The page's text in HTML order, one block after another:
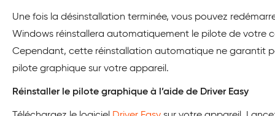
Une fois la désinstallation terminée, vous pouvez
Windows réinstallera automatiquement le pilote de votre
Cependant, cette réinstallation automatique ne garantit
pilote graphique sur votre appareil.
Réinstaller le pilote graphique à l’aide de Driver Easy